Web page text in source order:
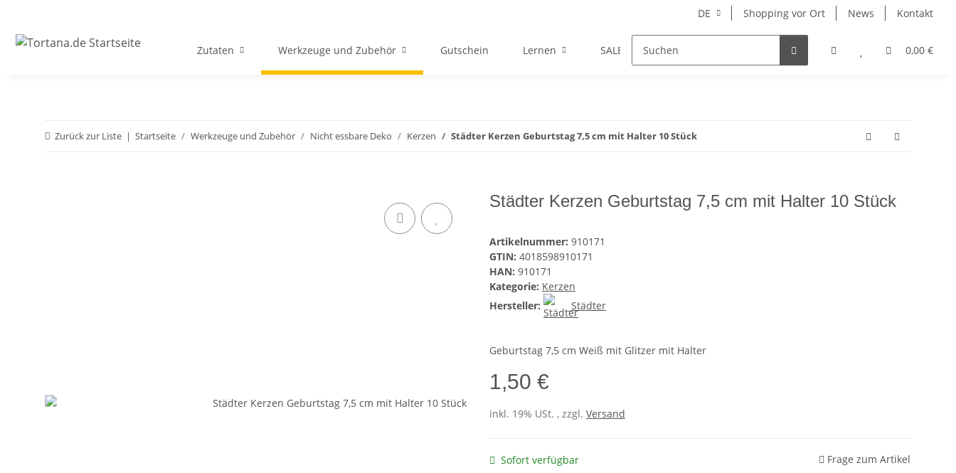
DE Shopping vor Ort News Kontakt
0,00 €
Zutaten Werkzeuge und Zubehör Gutschein Lernen SALE Hersteller
Zurück zur Liste Startseite Werkzeuge und Zubehör Nicht essbare Deko Kerzen Städter Kerzen Geburtstag 7,5 cm mit Halter 10 Stück
Städter Kerzen Geburtstag 7,5 cm mit Halter 10 Stück
Artikelnummer: 910171
GTIN: 4018598910171
HAN: 910171
Kategorie: Kerzen
Hersteller:
Städter
Geburtstag 7,5 cm Weiß mit Glitzer mit Halter
1,50 €
inkl. 19% USt. , zzgl. Versand
Sofort verfügbar Frage zum Artikel